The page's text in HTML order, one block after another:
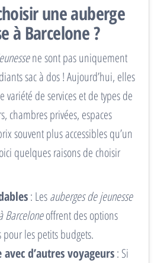
une auberge
à Barcelone ?
ne sont pas uniquement
sac à dos ! Aujourd’hui, elles
variété de services et de types de
chambres privées, espaces
souvent plus accessibles qu’un
quelques raisons de choisir
: Lesauberges de jeunesse
Barceloneoffrent des options
les petits budgets.
avec d’autres voyageurs: Si